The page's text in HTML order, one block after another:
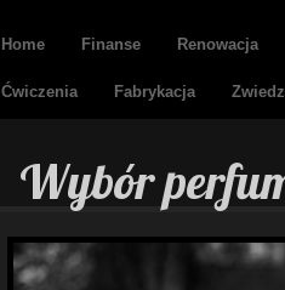
Home Finanse Renowacja
Ćwiczenia Fabrykacja
Wybór